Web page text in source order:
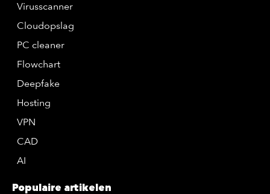
Virusscanner
Cloudopslag
PC cleaner
Flowchart
Deepfake
Hosting
VPN
CAD
AI
Populaire artikelen